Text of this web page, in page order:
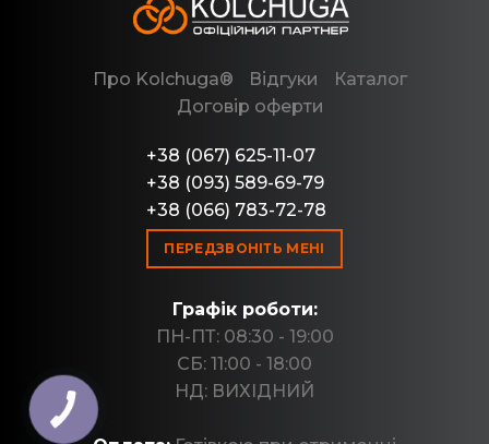
Про Kolchuga® Відгуки
Каталог
Договір оферти
+38 (067) 625-11-07
+38 (093) 589-69-79
+38 (066) 783-72-78
ПЕРЕДЗВОНІТЬ МЕНІ
Графік роботи:
ПН-ПТ: 08:30 - 19:00
СБ: 11:00 - 18:00
НД: ВИХІДНИЙ